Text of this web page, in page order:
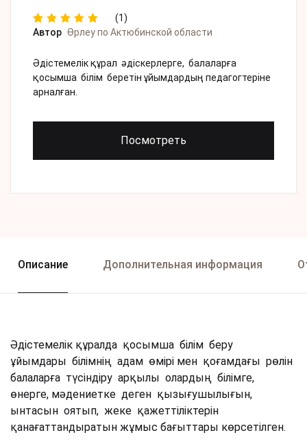
Рейтинг
на основе
опроса
пользова
теля
(1)
Автор Өрлеу по Актюбинской области
Әдістемелік құрал әдіскерлерге, балаларға
қосымша білім беретін ұйымдардың педагогтеріне
арналған.
Посмотреть
Описание Дополнительная информация
Әдістемелік құралда қосымша білім беру
ұйымдары білімнің адам өмірі мен қоғамдағы рөлін
балаларға түсіндіру арқылы олардың білімге,
өнерге, мәдениетке деген қызығушылығын,
ынтасын оятып, жеке қажеттіліктерін
қанағаттандыратын жұмыс бағыттары көрсетілген.